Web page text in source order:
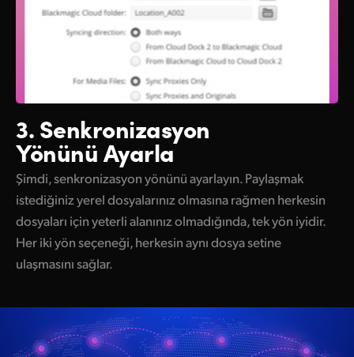
3. Senkronizasyon
Yönünü Ayarla
Şimdi, senkronizasyon yönünü ayarlayın. Paylaşmak
istediğiniz yerel dosyalarınız olmasına rağmen herkesin
dosyaları için yeterli alanınız olmadığında, tek yön iyidir.
Her iki yön seçeneği, herkesin aynı dosya setine
ulaşmasını sağlar.